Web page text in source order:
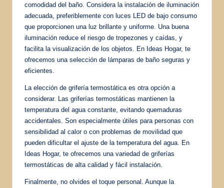
comodidad del baño. Considera la instalación de iluminación
adecuada, preferiblemente con luces LED de bajo consumo
que proporcionen una luz brillante y uniforme. Una buena
iluminación reduce el riesgo de tropezones y caídas, y
facilita la visualización de los objetos. En Ideas Hogar, te
ofrecemos una selección de lámparas de baño seguras y
eficientes.
La elección de grifería termostática es otra opción a
considerar. Las griferías termostáticas mantienen la
temperatura del agua constante, evitando quemaduras
accidentales. Son especialmente útiles para personas con
sensibilidad al calor o con problemas de movilidad que
pueden dificultar el ajuste de la temperatura del agua. En
Ideas Hogar, te ofrecemos una variedad de griferías
termostáticas de alta calidad y fácil instalación.
Finalmente, no olvides el toque personal. Aunque la